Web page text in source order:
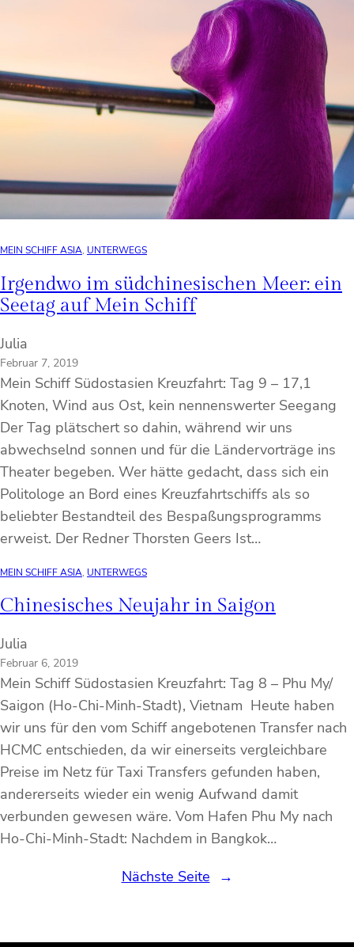
MEIN SCHIFF ASIA, UNTERWEGS
Irgendwo im südchinesischen Meer: ein
Seetag auf Mein Schiff
Julia
Februar 7, 2019
Mein Schiff Südostasien Kreuzfahrt: Tag 9 – 17,1
Knoten, Wind aus Ost, kein nennenswerter Seegang
Der Tag plätschert so dahin, während wir uns
abwechselnd sonnen und für die Ländervorträge ins
Theater begeben. Wer hätte gedacht, dass sich ein
Politologe an Bord eines Kreuzfahrtschiffs als so
beliebter Bestandteil des Bespaßungsprogramms
erweist. Der Redner Thorsten Geers Ist…
MEIN SCHIFF ASIA, UNTERWEGS
Chinesisches Neujahr in Saigon
Julia
Februar 6, 2019
Mein Schiff Südostasien Kreuzfahrt: Tag 8 – Phu My/
Saigon (Ho-Chi-Minh-Stadt), Vietnam Heute haben
wir uns für den vom Schiff angebotenen Transfer nach
HCMC entschieden, da wir einerseits vergleichbare
Preise im Netz für Taxi Transfers gefunden haben,
andererseits wieder ein wenig Aufwand damit
verbunden gewesen wäre. Vom Hafen Phu My nach
Ho-Chi-Minh-Stadt: Nachdem in Bangkok…
Nächste Seite
→